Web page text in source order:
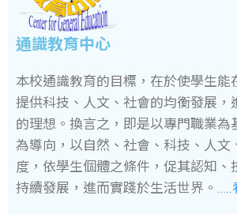
通識教育中心
本校通識教育的目標，在於使學生能
提供科技、人文、社會的均衡發展，
的理想。換言之，即是以專門職業為
為導向，以自然、社會、科技、人文
度，依學生個體之條件，促其認知、
持續發展，進而實踐於生活世界。 …..